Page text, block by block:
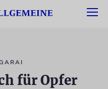
für Opfer